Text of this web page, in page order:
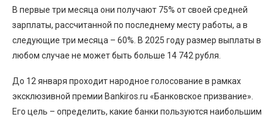
В первые три месяца они получают 75% от своей средней
зарплаты, рассчитанной по последнему месту работы, а в
следующие три месяца – 60%. В 2025 году размер выплаты в
любом случае не может быть больше 14 742 рубля.
До 12 января проходит народное голосование в рамках
эксклюзивной премии Bankiros.ru «Банковское призвание».
Его цель – определить, какие банки пользуются наибольшим